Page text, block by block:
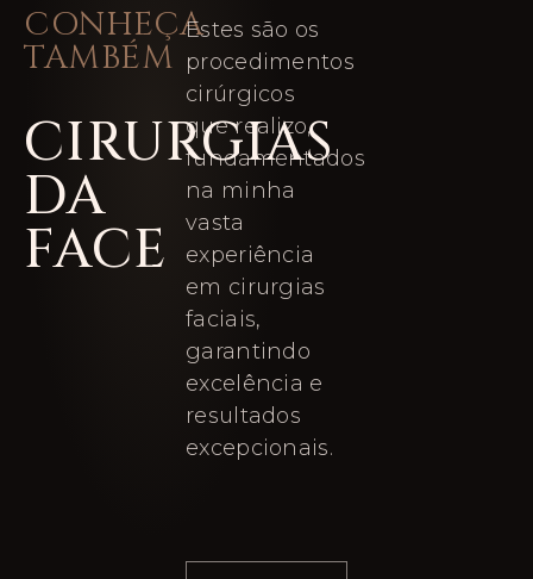
CONHEÇA
TAMBÉM
CIRURGIAS
DA
FACE
Estes são os
procedimentos
cirúrgicos
que realizo,
fundamentados
na minha
vasta
experiência
em cirurgias
faciais,
garantindo
excelência e
resultados
excepcionais.